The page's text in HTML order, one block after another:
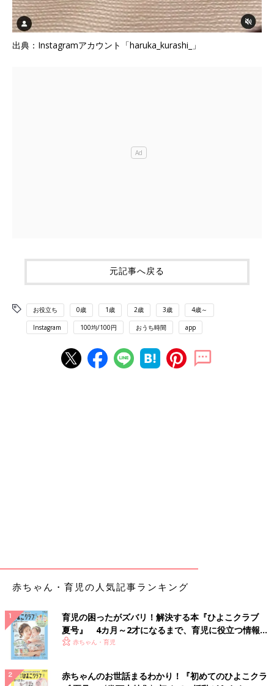
出典：Instagramアカウント「haruka_kurashi_」
元記事へ戻る
お役立ち 0歳 1歳 2歳 3歳 4歳～
Instagram 100均/100円 おうち時間 app
赤ちゃん・育児の人気記事ランキング
育児の困ったがズバリ！解決する本『ひよこクラブ
夏号』 4カ月～2才になるまで、育児に役立つ情報が
いっぱい！
赤ちゃん・育児
赤ちゃんのお世話まるわかり！『初めてのひよこクラ